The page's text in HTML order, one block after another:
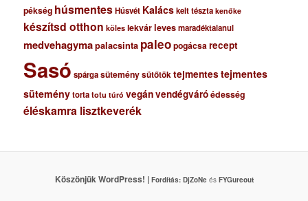
pékség húsmentesHúsvét Kalácskelt tészta kenőke
készítsd otthon köles lekvárlevesmaradéktalanul
medvehagymapalacsinta paleopogácsa recept
Sasó spárgasüteménysütőtöktejmentestejmentes
süteménytorta totu túró vegánvendégváróédesség
éléskamra lisztkeverék
Köszönjük WordPress! | Fordítás: DjZoNeés FYGureout